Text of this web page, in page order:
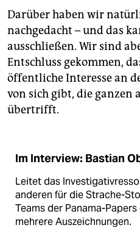
Darüber haben wir
nachgedacht – und das
ausschließen. Wir sind
Entschluss gekommen,
öffentliche Interesse an
von sich gibt, die ganzen
übertrifft.
Im Interview: Bastian
Leitet das
anderen für die Strache-
Teams der Panama-
mehrere Auszeichnungen.